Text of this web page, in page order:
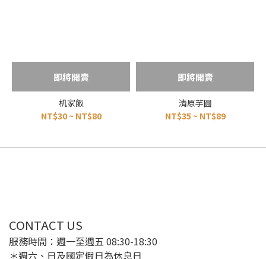
即將開賣
机家飯
NT$30 ~ NT$80
即將開賣
清原芋圓
NT$35 ~ NT$89
CONTACT US
服務時間：週一至週五 08:30-18:30
＊週六、日及國定假日為休息日